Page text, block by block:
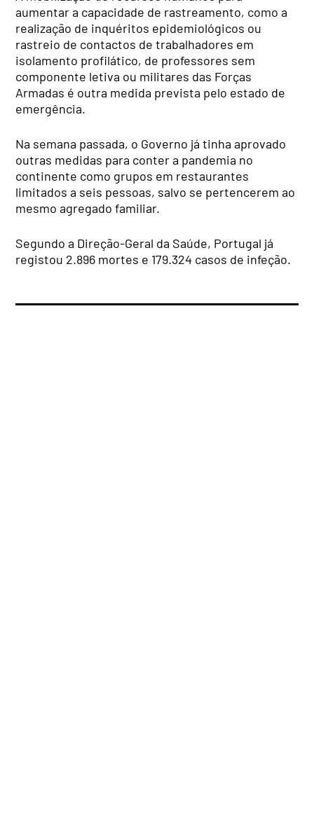
aumentar a capacidade de rastreamento, como a
realização de inquéritos epidemiológicos ou
rastreio de contactos de trabalhadores em
isolamento profilático, de professores sem
componente letiva ou militares das Forças
Armadas é outra medida prevista pelo estado de
emergência.
Na semana passada, o Governo já tinha aprovado
outras medidas para conter a pandemia no
continente como grupos em restaurantes
limitados a seis pessoas, salvo se pertencerem ao
mesmo agregado familiar.
Segundo a Direção-Geral da Saúde, Portugal já
registou 2.896 mortes e 179.324 casos de infeção.